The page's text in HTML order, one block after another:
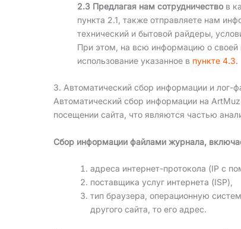
2.3 Предлагая нам сотрудничествов
пункта 2.1, также отправляете нам
технический и бытовой райдеры,
При этом, на всю информацию о своей
использование указанное в пункте 4.3.
3. Автоматический сбор информации и лог-
Автоматический сбор информации на
посещении сайта, что являются частью
Сбор информации файлами журнала,
адреса интернет-протокола (IP с
поставщика услуг интернета (ISP),
тип браузера, операционную
другого сайта, то его адрес.